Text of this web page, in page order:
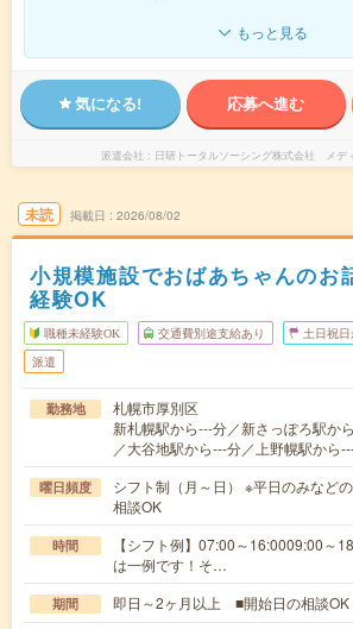
もっと見る
気になる! 応募へ進む
派遣会社 日研トータルソーシング株式会社 メデ
未読 掲載日 2026/08/02
小規模施設でおばあちゃんのお
経験OK
職種未経験OK 交通費別途支給あり 土日祝
派遣
勤務地
札幌市厚別区
新札幌駅から---分／新さっぽろ駅か
／大谷地駅から---分／上野幌駅から
曜日頻度
シフト制（月～日） ※平日のみなど
相談OK
時間
【シフト例】07:00～16:0009:00～
は一例です！そ…
期間 即日～2ヶ月以上 ■開始日の相談OK